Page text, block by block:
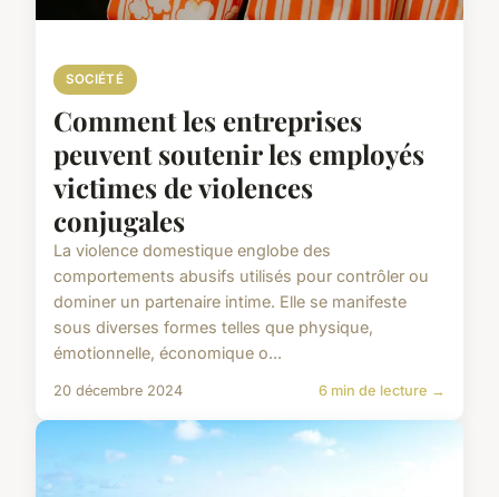
SOCIÉTÉ
Comment les entreprises
peuvent soutenir les employés
victimes de violences
conjugales
La violence domestique englobe des
comportements abusifs utilisés pour contrôler ou
dominer un partenaire intime. Elle se manifeste
sous diverses formes telles que physique,
émotionnelle, économique o...
20 décembre 2024 6 min de lecture →